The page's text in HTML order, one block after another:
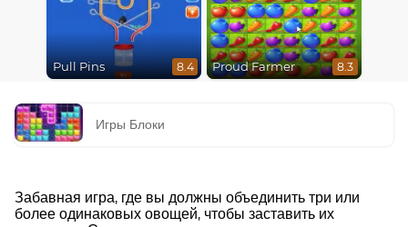
Pull Pins 8.4 Proud Farmer 8.3
Игры Блоки
Забавная игра, где вы должны объединить три или
более одинаковых овощей, чтобы заставить их